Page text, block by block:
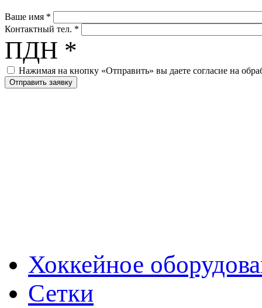
Ваше имя *
Контактный тел. *
ПДН *
Нажимая на кнопку «Отправить» вы даете согласие на
Хоккейное
Сетки